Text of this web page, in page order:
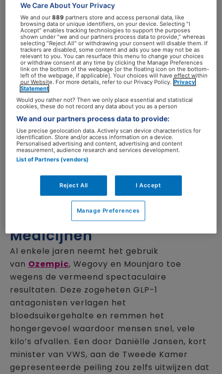
zegt Justin van de Sande. Volgens de
bariatrisch chirurg heeft opereren
uiteindelijk meer voordelen op zowel het
gewicht als de gezondheid.
Bmi
In het Bariatrisch Centrum dat is verbonden
aan het Bravis in Bergen op Zoom, zietVan de
Sandevooral patiënten met een bmi van 40
of hoger. (Als voorbeeld: bij een lengte van 1
meter 68 betekent dat een gewicht van
ongeveer 115 kilo of meer). Voor deze
maagverkleinende operaties. De
behandelingen in het Bariatrisch Centrum zijn
multidisciplinair.
Medicijnen
Al enkele jaren neemt het gebruik
van Ozempic, Wegovy en Mounjaro toe
wegens de vermeend spectaculaire
resultaten. Deze zogeheten GLP-1
antagonisten verlagen het
bloedsuikergehalte en remmen het
hongergevoel waardoor mensen snel, vele
kilo’s afvallen. Een door Daniëlle Jansen, kort
minister van VWS, aan de Tweede Kamer
gepresenteerde peiling zou zelfs uitwijzen dat
We Care About Your Privacy
We and our889 partners store and access personal data, like
browsing data or unique identifiers, on your device. Selecting "I
Accept" enables tracking technologies to support the purposes
shown under "we and our partners process data to provide," whereas
selecting "Reject All" or withdrawing your consent will disable them. If
trackers are disabled, some content and ads you see may not be as
relevant to you. You can resurface this menu to change your choices
or withdraw consent at any time by clicking the Manage Preferences
link on the bottom of the webpage [or the floating icon on the bottom-
left of the webpage, if applicable]. Your choices will have effect within
our Website. For more details, refer to our Privacy Policy. Privacy
Statement
Would you rather not? Then we only place essential and statistical
cookies, these do not record any data about you as a person
We and our partners process data to provide:
Use precise geolocation data. Actively scan device characteristics for
identification. Store and/or access information on a device.
Personalised advertising and content, advertising and content
measurement, audience research and services development.
List of Partners (vendors)
Reject All I Accept
Manage Preferences